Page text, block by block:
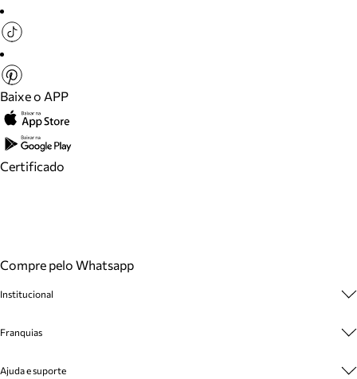
Baixe o APP
Certificado
Compre pelo Whatsapp
Institucional
Cashback
Franquias
Ajuda e suporte